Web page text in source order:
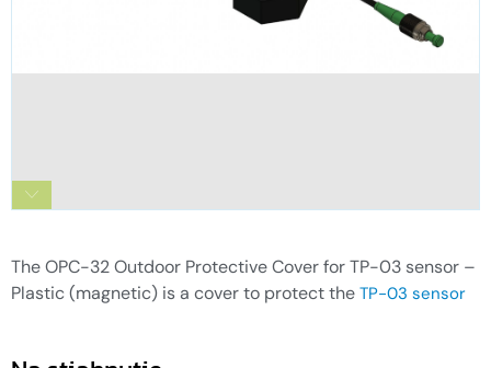
The OPC-32 Outdoor Protective Cover for TP-03 sensor –
Plastic (magnetic) is a cover to protect the TP-03 sensor